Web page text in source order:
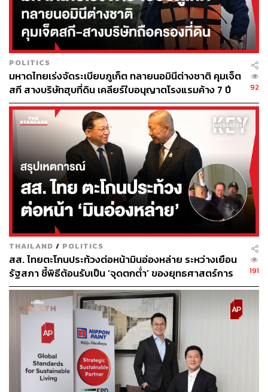
อย่างไรก็ตาม ข้อเสนอของบรรดาประเทศกำลังพัฒนาที่
ต้องการให้จัดตั้งกองทุนที่ช่วยชดเชยความสูญเสียและความ
เสียหายโดยเฉพาะนั้นถูกปฏิเสธโดยบรรดาประเทศร่ำรวย ซึ่ง
รวมถึงสหรัฐอเมริกา, ยุโรป และออสเตรเลีย
ระดมทุนช่วยประเทศกำลังพัฒนา 1 แสนล้านดอลลาร์
สหรัฐต่อปี
ข้อตกลงระบุถึง ‘ความเสียใจอย่างสุดซึ้ง’ ที่บรรดาชาติร่ำรวย
ทำไม่ได้ตามเป้าหมายในปี 2020 ในการจัดหาเงินทุนช่วย
เหลือแก่ประเทศกำลังพัฒนาจำนวน 1 แสนล้านดอลลาร์
สหรัฐต่อปี
อย่างไรก็ตาม ที่ประชุมให้คำมั่นว่าจะระดมเงินทุนให้ได้อย่าง
น้อยจำนวนดังกล่าวต่อปีไปจนถึงปี 2025
ช่วยเตรียมความพร้อมรับมือปัญหาโลกร้อน
ข้อตกลงขอให้ประเทศร่ำรวยเพิ่มการสนับสนุน ‘อย่างน้อย
เท่าตัว’ ในด้านมาตรการปรับตัว ซึ่งจะช่วยให้ประเทศกำลัง
พัฒนาเตรียมพร้อมรับมือกับการเปลี่ยนแปลงของสภาพ
อากาศภายในปี 2025 เมื่อเทียบกับระดับความช่วยเหลือในปี
2019 ซึ่งหมายความว่าเงินทุนช่วยในการปรับตัวจะเพิ่มเป็น
ราว 4 หมื่นล้านดอลลาร์สหรัฐต่อปี จากเดิม 2 หมื่นล้าน
ดอลลาร์สหรัฐในปี 2019
เดินหน้าสร้างตลาดคาร์บอน
ข้อตกลงเห็นชอบในกฎเกณฑ์ที่จะสร้างตลาดสำหรับหน่วยที่
เป็นตัวแทนของผลการลดการปล่อยคาร์บอนที่ประเทศต่างๆ
สามารถซื้อขายได้ ภายใต้มาตรา 6 ของความตกลงปารีสที่
จัดทำขึ้นในปี 2015 และประเทศภาคีให้สัตยาบันครบในปี
POLITICS
มหาดไทยเร่งจัดระเบียบภูเก็ต ทลายนอมินีต่างชาติ คุมเจ็ต
สกี สางบริษัทฮุบที่ดิน เคลียร์ใบอนุญาตโรงแรมค้าง 7 ปี
92
THAILAND / POLITICS
สส. ไทยตะโกนประท้วงต่อหน้ามินอ่องหล่าย ระหว่างเยือน
รัฐสภา ชี้พิธีต้อนรับเป็น ‘จุดตกต่ำ’ ของยุทธศาสตร์การ
ทูตไทย
191